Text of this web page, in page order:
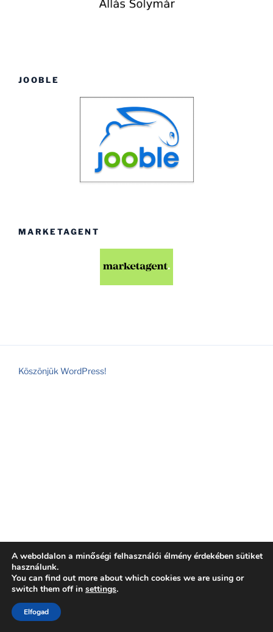
JOOBLE
MARKETAGENT
Köszönjük WordPress!
A weboldalon a minőségi felhasználói élmény érdekében sütiket
használunk.
You can find out more about which cookies we are using or
switch them off in settings.
Elfogad